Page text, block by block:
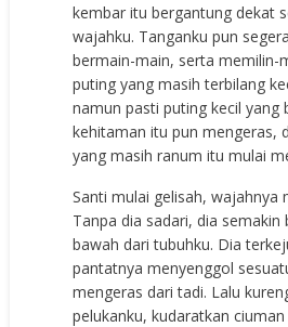
kembar itu bergantung dekat
wajahku. Tanganku pun
bermain-main, serta memilin-
puting yang masih terbilang
namun pasti puting kecil yang
kehitaman itu pun mengeras,
yang masih ranum itu mulai
Santi mulai gelisah, wajahnya
Tanpa dia sadari, dia semakin
bawah dari tubuhku. Dia
pantatnya menyenggol
mengeras dari tadi. Lalu
pelukanku, kudaratkan